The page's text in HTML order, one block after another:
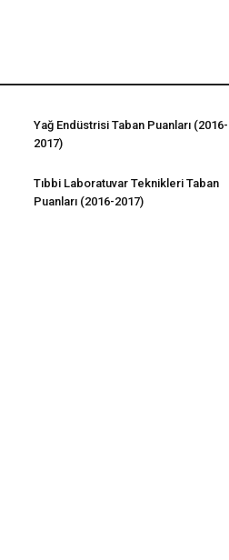
Yağ Endüstrisi Taban Puanları (2016-
2017)
Tıbbi Laboratuvar Teknikleri Taban
Puanları (2016-2017)